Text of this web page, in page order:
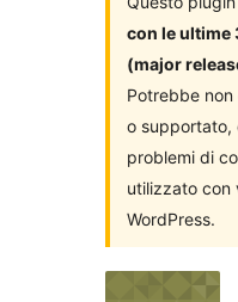
con le ultime
(major
Potrebbe
o supportato,
problemi di
utilizzato con
WordPress.